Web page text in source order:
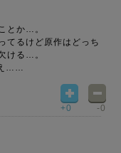
とか…。
てるけど原作はどっち
ける…。
え……
+0 -0